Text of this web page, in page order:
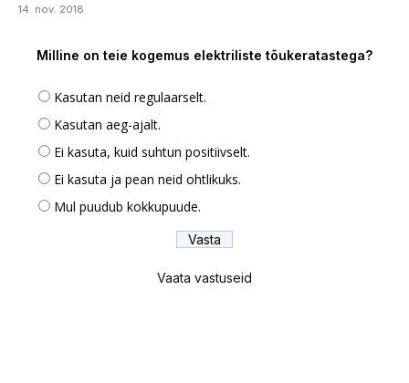
14. nov. 2018
Milline on teie kogemus elektriliste tõukeratastega?
Kasutan neid regulaarselt.
Kasutan aeg-ajalt.
Ei kasuta, kuid suhtun positiivselt.
Ei kasuta ja pean neid ohtlikuks.
Mul puudub kokkupuude.
Vaata vastuseid